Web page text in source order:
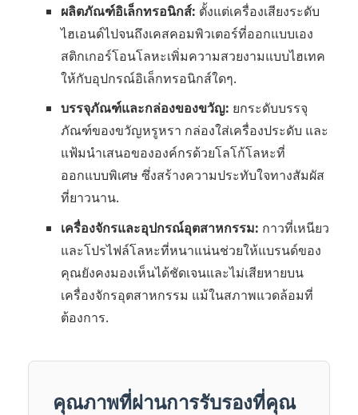
ผลิตภัณฑ์อิเล็กทรอนิกส์: ตั้งแต่เครื่องเสียงระดับ
ไฮเอนด์ไปจนถึงเคสคอมพิวเตอร์ที่ออกแบบเอง
สติกเกอร์โอนโลหะเพิ่มความสวยงามแบบไฮเทค
ให้กับอุปกรณ์อิเล็กทรอนิกส์ใดๆ.
บรรจุภัณฑ์และกล่องของขวัญ: ยกระดับบรรจุ
ภัณฑ์ของขวัญหรูหรา กล่องใส่เครื่องประดับ และ
แฟ้มนำเสนอขององค์กรด้วยโลโก้โลหะที่
ออกแบบพิเศษ ซึ่งสร้างความประทับใจทางสัมผัส
ที่ยาวนาน.
เครื่องจักรและอุปกรณ์อุตสาหกรรม: กาวที่เหนียว
และโปรไฟล์โลหะที่หนาแน่นช่วยให้แบรนด์ของ
คุณยังคงมองเห็นได้ชัดเจนและไม่เสียหายบน
เครื่องจักรอุตสาหกรรม แม้ในสภาพแวดล้อมที่
ต้องการ.
คุณภาพที่ผ่านการรับรองที่คุณ